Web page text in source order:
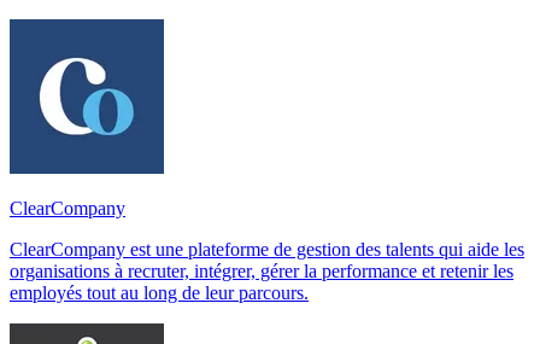
ClearCompany
ClearCompany est une plateforme de gestion des talents qui aide les
organisations à recruter, intégrer, gérer la performance et retenir les
employés tout au long de leur parcours.